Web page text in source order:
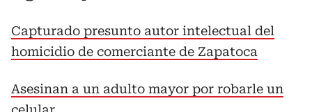
Capturado presunto autor intelectual del
homicidio de comerciante de Zapatoca
Asesinan a un adulto mayor por robarle un